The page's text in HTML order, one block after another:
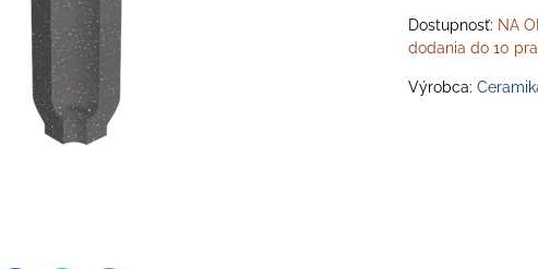
Dostupnosť: NA
dodania do 10
Výrobca: